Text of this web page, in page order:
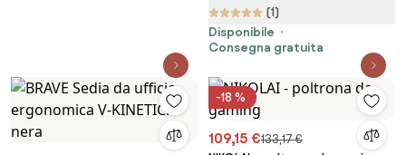
(1)
Disponibile
Consegna gratuita
-18 %
109,15 €133,17 €